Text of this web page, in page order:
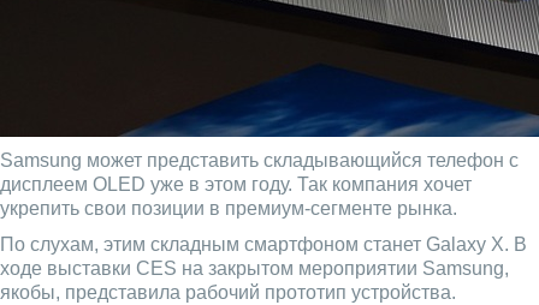
Samsung может представить складывающийся телефон с
дисплеем OLED уже в этом году. Так компания хочет
укрепить свои позиции в премиум-сегменте рынка.
По слухам, этим складным смартфоном станет Galaxy X. В
ходе выставки CES на закрытом мероприятии Samsung,
якобы, представила рабочий прототип устройства.